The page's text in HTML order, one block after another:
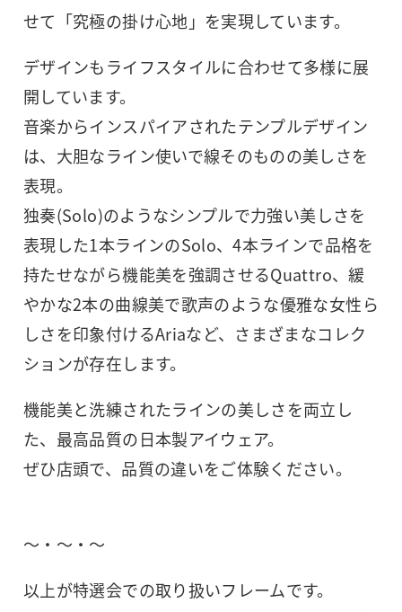
せて「究極の掛け心地」を実現しています。
デザインもライフスタイルに合わせて多様に展
開しています。
音楽からインスパイアされたテンプルデザイン
は、大胆なライン使いで線そのものの美しさを
表現。
独奏(Solo)のようなシンプルで力強い美しさを
表現した1本ラインのSolo、4本ラインで品格を
持たせながら機能美を強調させるQuattro、緩
やかな2本の曲線美で歌声のような優雅な女性ら
しさを印象付けるAriaなど、さまざまなコレク
ションが存在します。
機能美と洗練されたラインの美しさを両立し
た、最高品質の日本製アイウェア。
ぜひ店頭で、品質の違いをご体験ください。
～・～・～
以上が特選会での取り扱いフレームです。